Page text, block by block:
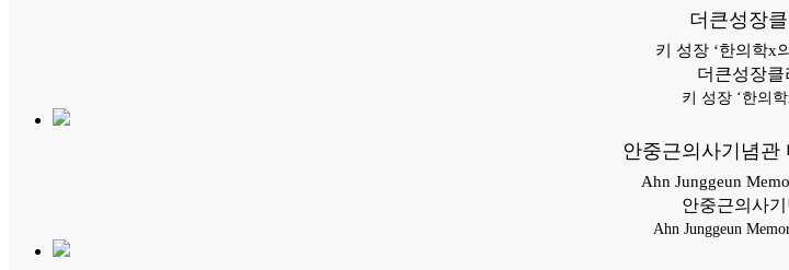
더큰성장
키 성장 ‘한의학x
더큰성장클
키 성장 ‘한의
안중근의사기념관
Ahn Junggeun
안중근의사
Ahn Junggeun